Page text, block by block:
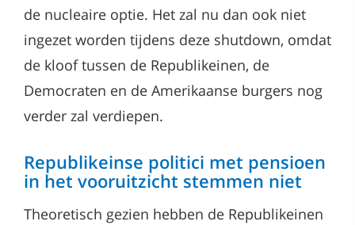
de nucleaire optie. Het zal nu dan ook niet
ingezet worden tijdens deze shutdown, omdat
de kloof tussen de Republikeinen, de
Democraten en de Amerikaanse burgers nog
verder zal verdiepen.
Republikeinse politici met pensioen
in het vooruitzicht stemmen niet
Theoretisch gezien hebben de Republikeinen